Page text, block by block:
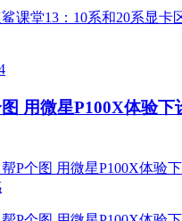
用微星P100X体验下